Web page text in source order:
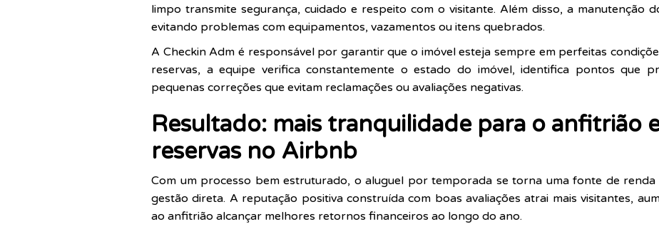
limpo transmite segurança, cuidado e respeito com o visitante. Além disso, a manutenção
evitando problemas com equipamentos, vazamentos ou itens quebrados.
A Checkin Adm é responsável por garantir que o imóvel esteja sempre em perfeitas
reservas, a equipe verifica constantemente o estado do imóvel, identifica pontos que
pequenas correções que evitam reclamações ou avaliações negativas.
Resultado: mais tranquilidade para o anfitrião
reservas no Airbnb
Com um processo bem estruturado, o aluguel por temporada se torna uma fonte de renda
gestão direta. A reputação positiva construída com boas avaliações atrai mais visitantes,
ao anfitrião alcançar melhores retornos financeiros ao longo do ano.